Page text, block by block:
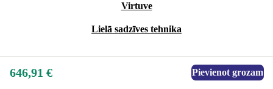
Virtuve
Lielā sadzīves tehnika
646,91 € Pievienot grozam